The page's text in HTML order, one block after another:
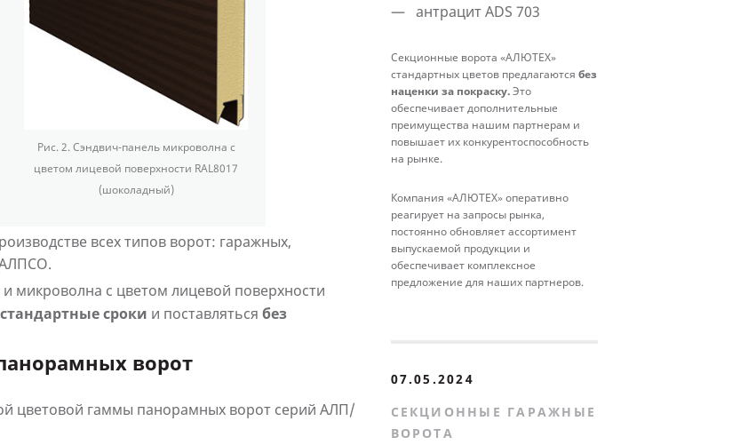
Рис. 2.Сэндвич-панель микроволна с
цветом лицевой поверхности RAL8017
(шоколадный)
всех типов ворот: гаражных,
и микроволна с цветом лицевой поверхности
сроки и поставляться без
ворот
цветовой гаммы панорамных ворот серий АЛП/
антрацит ADS 703
Секционные ворота «АЛЮТЕХ»
стандартных цветов предлагаются без
наценки за покраску.Это
обеспечивает дополнительные
преимущества нашим партнерам и
повышает их конкурентоспособность
на рынке.
Компания «АЛЮТЕХ» оперативно
реагирует на запросы рынка,
постоянно обновляет ассортимент
выпускаемой продукции и
обеспечивает комплексное
предложение для наших партнеров.
07.05.2024
СЕКЦИОННЫЕ ГАРАЖНЫЕ
ВОРОТА